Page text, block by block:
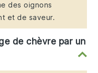
des oignons
et de saveur.
de chèvre par un